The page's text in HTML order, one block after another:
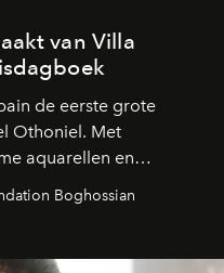
van Villa
de eerste grote
Othoniel. Met
aquarellen en
Franse kunstenaar
de herinnering
Boghossian